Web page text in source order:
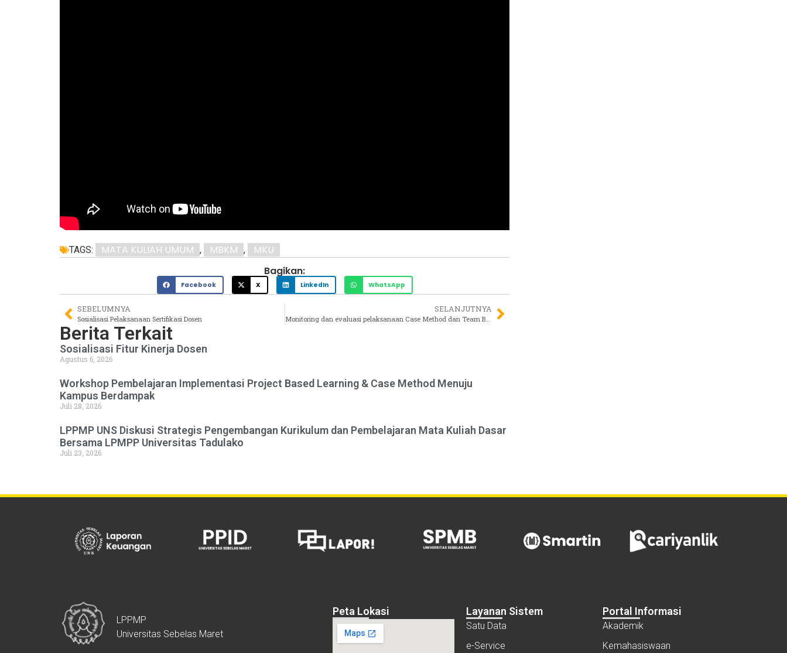
TAGS: MATA KULIAH UMUM , MBKM ,
MKU
Bagikan:
Facebook X LinkedIn WhatsApp
SEBELUMNYA
Sosialisasi Pelaksanaan Sertifikasi Dosen
SELANJUTNYA
Monitoring dan evaluasi pelaksanaan Case Method dan Team Based Project di UNS
Berita Terkait
Sosialisasi Fitur Kinerja Dosen
Agustus 6, 2026
Workshop Pembelajaran Implementasi Project Based Learning & Case Method Menuju
Kampus Berdampak
Juli 28, 2026
LPPMP UNS Diskusi Strategis Pengembangan Kurikulum dan Pembelajaran Mata Kuliah Dasar
Bersama LPMPP Universitas Tadulako
Juli 23, 2026
LPPMP
Universitas Sebelas Maret
Peta Lokasi Layanan Sistem
Satu Data
e-Service
Portal Informasi
Akademik
Kemahasiswaan